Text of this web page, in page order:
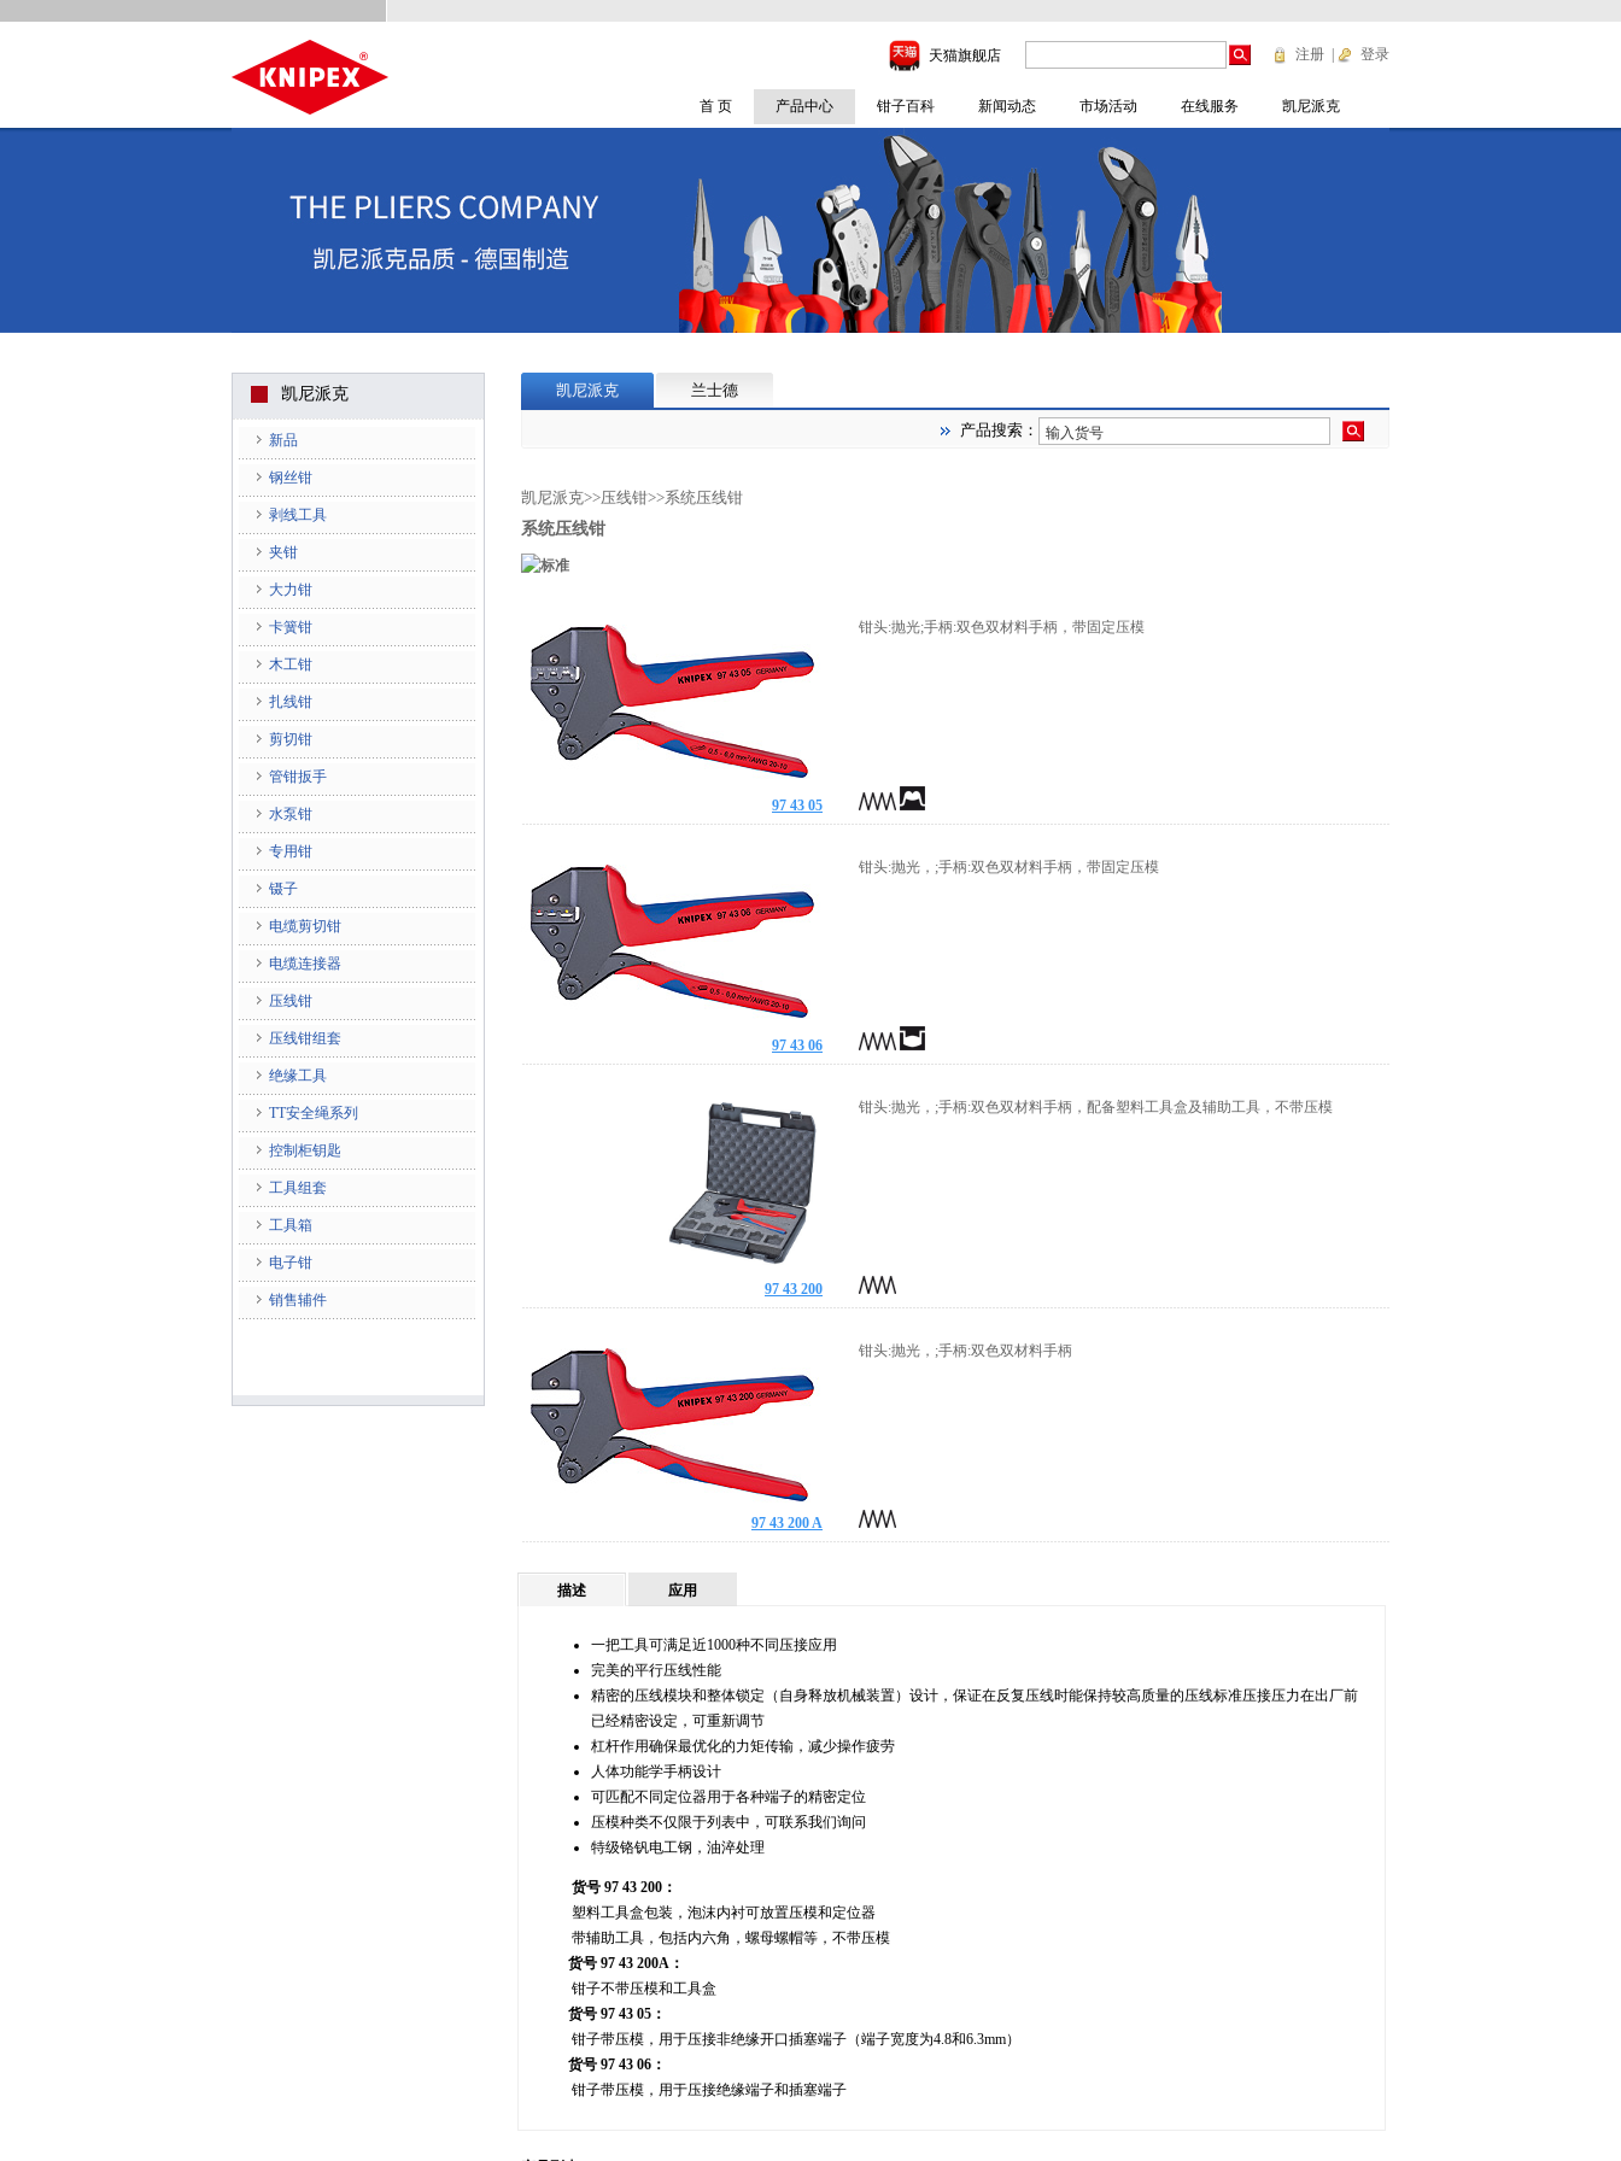
天猫旗舰店 注册 登录
首 页 产品中心 钳子百科 新闻动态 市场活动 在线服务 凯尼派克
凯尼派克
新品
钢丝钳
剥线工具
夹钳
大力钳
卡簧钳
木工钳
扎线钳
剪切钳
管钳扳手
水泵钳
专用钳
镊子
电缆剪切钳
电缆连接器
压线钳
压线钳组套
绝缘工具
TT安全绳系列
控制柜钥匙
工具组套
工具箱
电子钳
销售辅件
凯尼派克 兰士德
产品搜索：
凯尼派克>>压线钳>>系统压线钳
系统压线钳
钳头:抛光;手柄:双色双材料手柄，带固定压模
97 43 05
钳头:抛光，;手柄:双色双材料手柄，带固定压模
97 43 06
钳头:抛光，;手柄:双色双材料手柄，配备塑料工具盒及辅助工具，不带压模
97 43 200
钳头:抛光，;手柄:双色双材料手柄
97 43 200 A
描述 应用
一把工具可满足近1000种不同压接应用
完美的平行压线性能
精密的压线模块和整体锁定（自身释放机械装置）设计，保证在反复压线时能保持较高质量的压线标准压接压力在出厂前
已经精密设定，可重新调节
杠杆作用确保最优化的力矩传输，减少操作疲劳
人体功能学手柄设计
可匹配不同定位器用于各种端子的精密定位
压模种类不仅限于列表中，可联系我们询问
特级铬钒电工钢，油淬处理
货号 97 43 200：
塑料工具盒包装，泡沫内衬可放置压模和定位器
带辅助工具，包括内六角，螺母螺帽等，不带压模
货号 97 43 200A：
钳子不带压模和工具盒
货号 97 43 05：
钳子带压模，用于压接非绝缘开口插塞端子（端子宽度为4.8和6.3mm）
货号 97 43 06：
钳子带压模，用于压接绝缘端子和插塞端子